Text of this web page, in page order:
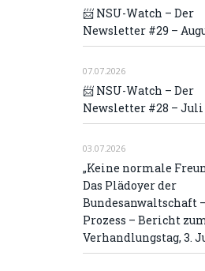
📨 NSU-Watch – Der
Newsletter #29 –
07.07.2026
📨 NSU-Watch – Der
Newsletter #28 – Juli
03.07.2026
„Keine normale
Das Plädoyer der
Bundesanwaltschaft
Prozess – Bericht
Verhandlungstag, 3.